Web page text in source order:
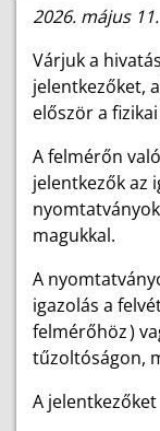
2026. május
Várjuk a
jelentkezőket,
először a
A felmérőn
jelentkezők az
magukkal.
A
igazolás a
felmérőhöz)
tűzoltóságon,
A jelentkezőket